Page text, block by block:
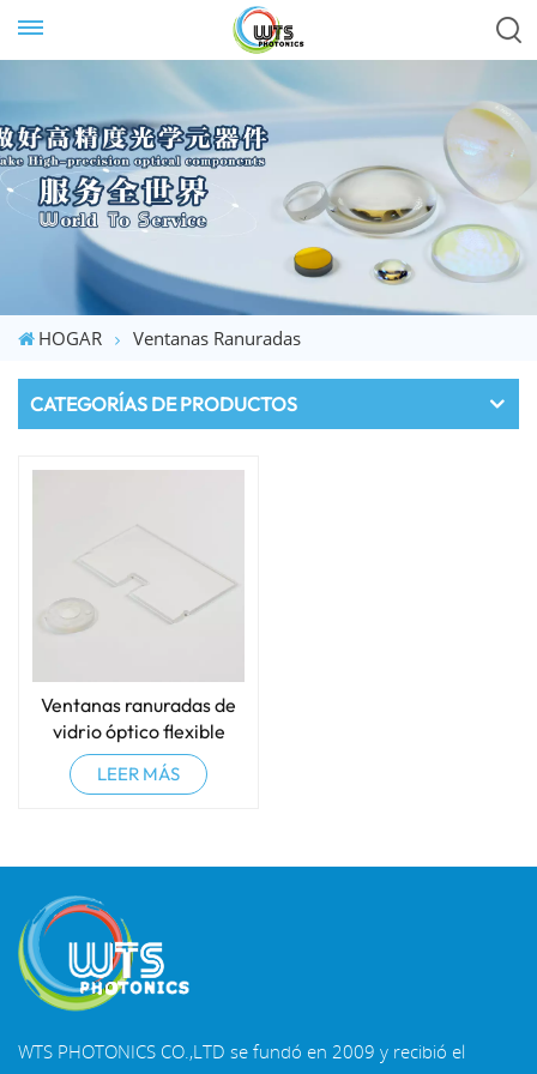
HOGAR Ventanas Ranuradas
CATEGORÍAS DE PRODUCTOS
Ventanas ranuradas de
vidrio óptico flexible
ultrafino
LEER MÁS
WTS PHOTONICS CO.,LTD se fundó en 2009 y recibió el